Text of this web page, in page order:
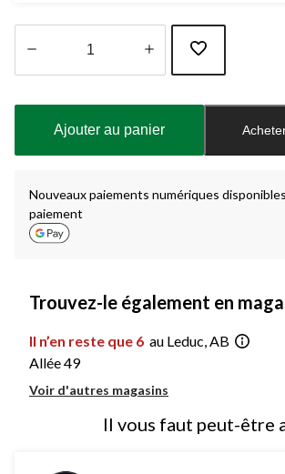
à
Ajouter au panier
Nouveaux paiements numériques
paiement
Trouvez-le également en
Il n’en reste que 6 au Leduc, AB
Allée 49
Voir d'autres magasins
Il vous faut peut-être